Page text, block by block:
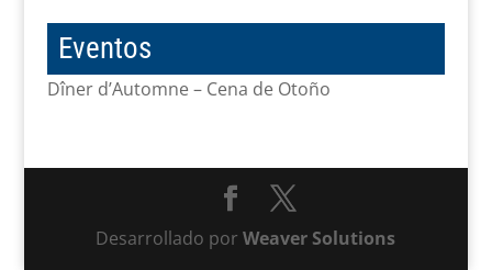
Eventos
Dîner d’Automne – Cena de Otoño
Desarrollado porWeaver Solutions